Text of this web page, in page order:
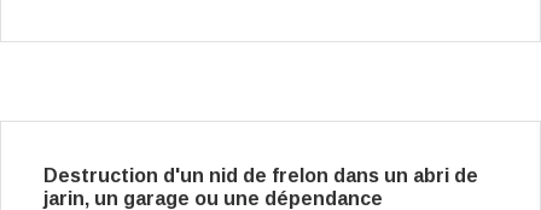
Destruction d'un nid de frelon dans un abri de
jarin, un garage ou une dépendance